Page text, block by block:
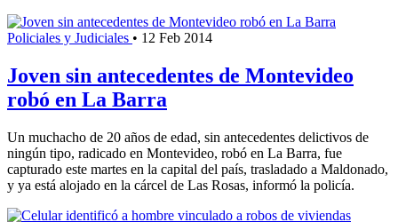
Policiales y Judiciales • 12 Feb 2014
Joven sin antecedentes de Montevideo
robó en La Barra
Un muchacho de 20 años de edad, sin antecedentes delictivos de
ningún tipo, radicado en Montevideo, robó en La Barra, fue
capturado este martes en la capital del país, trasladado a Maldonado,
y ya está alojado en la cárcel de Las Rosas, informó la policía.